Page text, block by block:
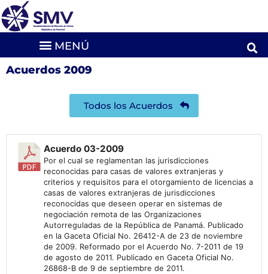
Acuerdos 2009
Todos los Acuerdos
Acuerdo 03-2009
Por el cual se reglamentan las jurisdicciones
reconocidas para casas de valores extranjeras y
criterios y requisitos para el otorgamiento de licencias a
casas de valores extranjeras de jurisdicciones
reconocidas que deseen operar en sistemas de
negociación remota de las Organizaciones
Autorreguladas de la República de Panamá. Publicado
en la Gaceta Oficial No. 26412-A de 23 de noviembre
de 2009. Reformado por el Acuerdo No. 7-2011 de 19
de agosto de 2011. Publicado en Gaceta Oficial No.
26868-B de 9 de septiembre de 2011.